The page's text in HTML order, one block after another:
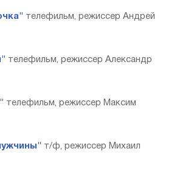
телефильм, режиссер Андрей
телефильм, режиссер Александр
телефильм, режиссер Максим
т/ф, режиссер Михаил